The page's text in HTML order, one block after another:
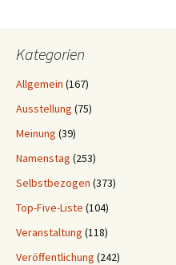
Kategorien
Allgemein (167)
Ausstellung (75)
Meinung (39)
Namenstag (253)
Selbstbezogen (373)
Top-Five-Liste (104)
Veranstaltung (118)
Veröffentlichung (242)